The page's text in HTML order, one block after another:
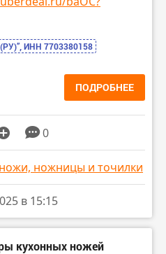
ИНН 7703380158
ПОДРОБНЕЕ
0
ножницы и точилки
в 15:15
кухонных ножей